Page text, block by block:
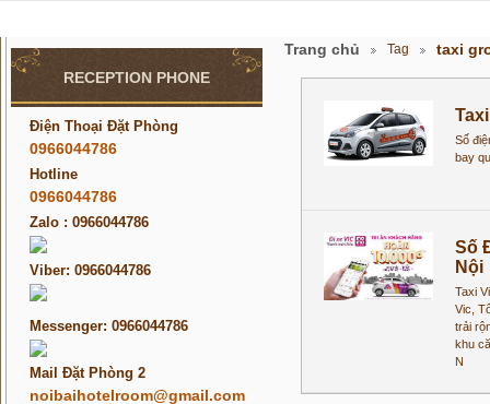
RECEPTION PHONE
Điện Thoại Đặt Phòng
0966044786
Hotline
0966044786
Zalo : 0966044786
Viber: 0966044786
Messenger: 0966044786
Mail Đặt Phòng 2
noibaihotelroom@gmail.com
Trang chủ Tag taxi
Số
bay
Số
Nội
Taxi
Vic,
trải
khu
N